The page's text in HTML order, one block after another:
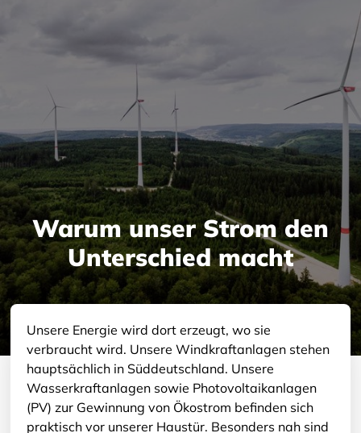
Warum unser Strom den
Unterschied macht
Unsere Energie wird dort erzeugt, wo sie
verbraucht wird. Unsere Windkraftanlagen stehen
hauptsächlich in Süddeutschland. Unsere
Wasserkraftanlagen sowie Photovoltaikanlagen
(PV) zur Gewinnung von Ökostrom befinden sich
praktisch vor unserer Haustür. Besonders nah sind